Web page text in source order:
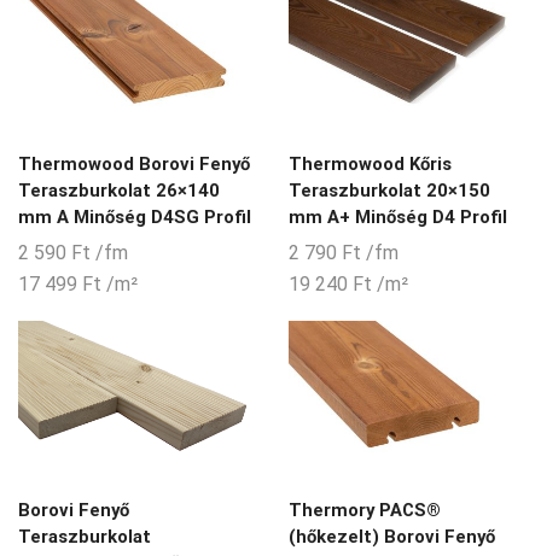
Thermowood Borovi Fenyő
Teraszburkolat 26×140
mm A Minőség D4SG Profil
2 590 Ft /fm
17 499 Ft /m²
Thermowood Kőris
Teraszburkolat 20×150
mm A+ Minőség D4 Profil
2 790 Ft /fm
19 240 Ft /m²
Borovi Fenyő
Teraszburkolat
Thermory PACS®
(hőkezelt) Borovi Fenyő